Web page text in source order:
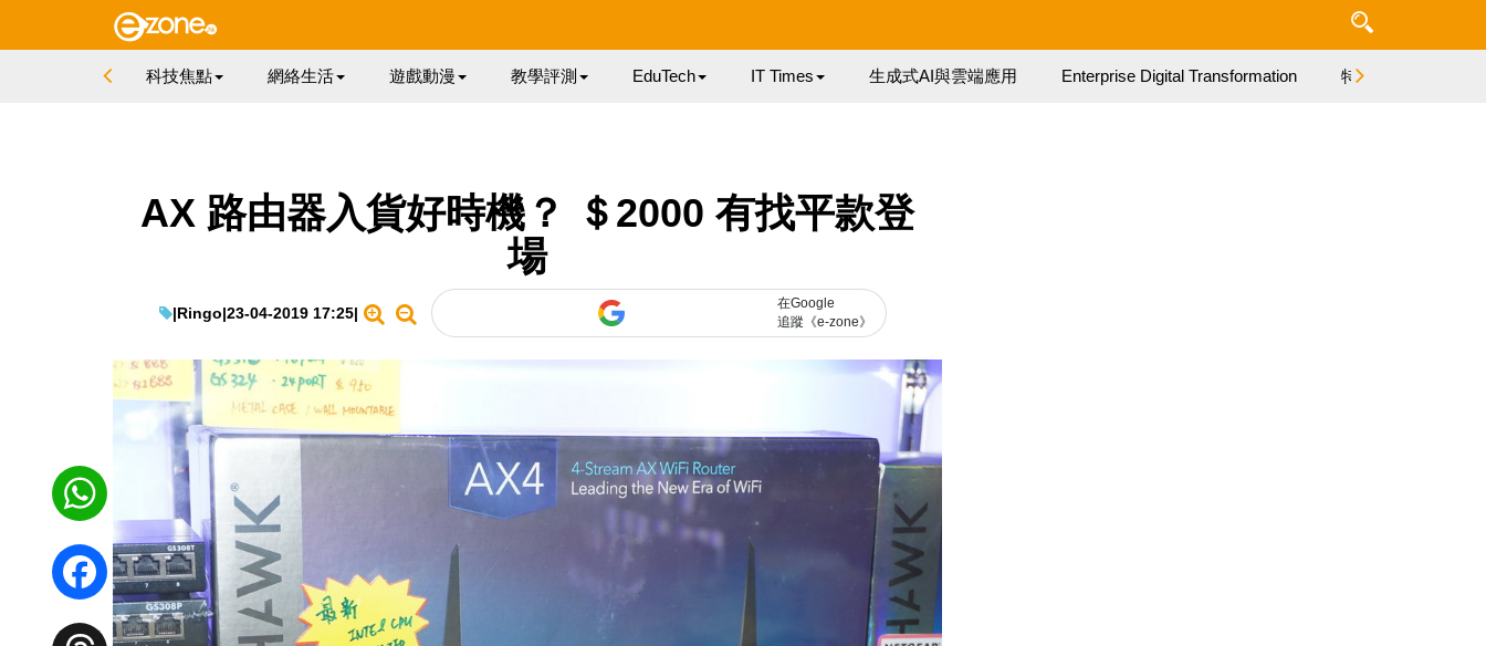
科技焦點 網絡生活 遊戲動漫 教學評測 EduTech IT Times 生成式AI與雲端應用 Enterprise Digital Transformation 特集
AX 路由器入貨好時機？ ＄2000 有找平款登
場
|Ringo|23-04-2019 17:25|
在Google
追蹤《e-zone》
WhatsApp
Facebook